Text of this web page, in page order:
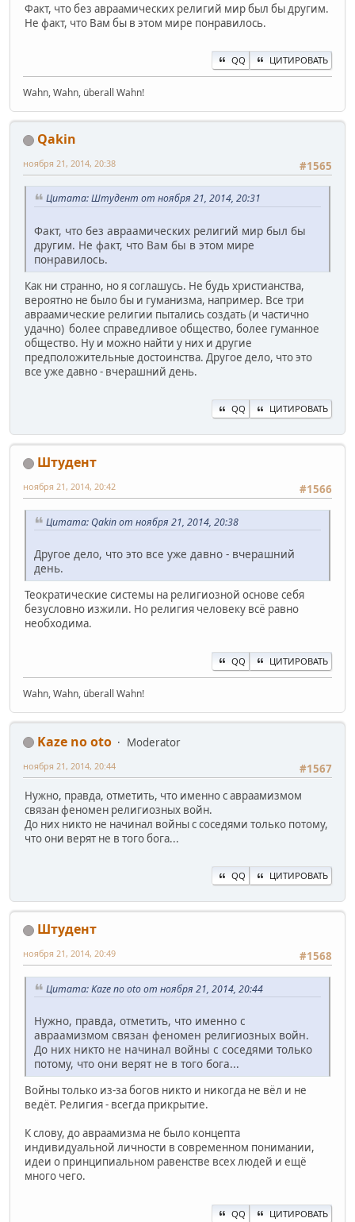
Факт, что без авраамических религий мир был бы другим.
Не факт, что Вам бы в этом мире понравилось.
QQ ЦИТИРОВАТЬ
Wahn, Wahn, überall Wahn!
Qakin
#1565
ноября 21, 2014, 20:38
Цитата: Штудент от ноября 21, 2014, 20:31
Факт, что без авраамических религий мир был бы
другим. Не факт, что Вам бы в этом мире
понравилось.
Как ни странно, но я соглашусь. Не будь христианства,
вероятно не было бы и гуманизма, например. Все три
авраамические религии пытались создать (и частично
удачно) более справедливое общество, более гуманное
общество. Ну и можно найти у них и другие
предположительные достоинства. Другое дело, что это
все уже давно - вчерашний день.
QQ ЦИТИРОВАТЬ
Штудент
#1566
ноября 21, 2014, 20:42
Цитата: Qakin от ноября 21, 2014, 20:38
Другое дело, что это все уже давно - вчерашний
день.
Теократические системы на религиозной основе себя
безусловно изжили. Но религия человеку всё равно
необходима.
QQ ЦИТИРОВАТЬ
Wahn, Wahn, überall Wahn!
Kaze no oto
Moderator
#1567
ноября 21, 2014, 20:44
Нужно, правда, отметить, что именно с авраамизмом
связан феномен религиозных войн.
До них никто не начинал войны с соседями только потому,
что они верят не в того бога...
QQ ЦИТИРОВАТЬ
Штудент
#1568
ноября 21, 2014, 20:49
Цитата: Kaze no oto от ноября 21, 2014, 20:44
Нужно, правда, отметить, что именно с
авраамизмом связан феномен религиозных войн.
До них никто не начинал войны с соседями только
потому, что они верят не в того бога...
Войны только из-за богов никто и никогда не вёл и не
ведёт. Религия - всегда прикрытие.
К слову, до авраамизма не было концепта
индивидуальной личности в современном понимании,
идеи о принципиальном равенстве всех людей и ещё
много чего.
QQ ЦИТИРОВАТЬ